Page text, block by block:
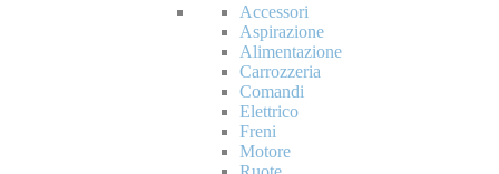
Accessori
Aspirazione
Alimentazione
Carrozzeria
Comandi
Elettrico
Freni
Motore